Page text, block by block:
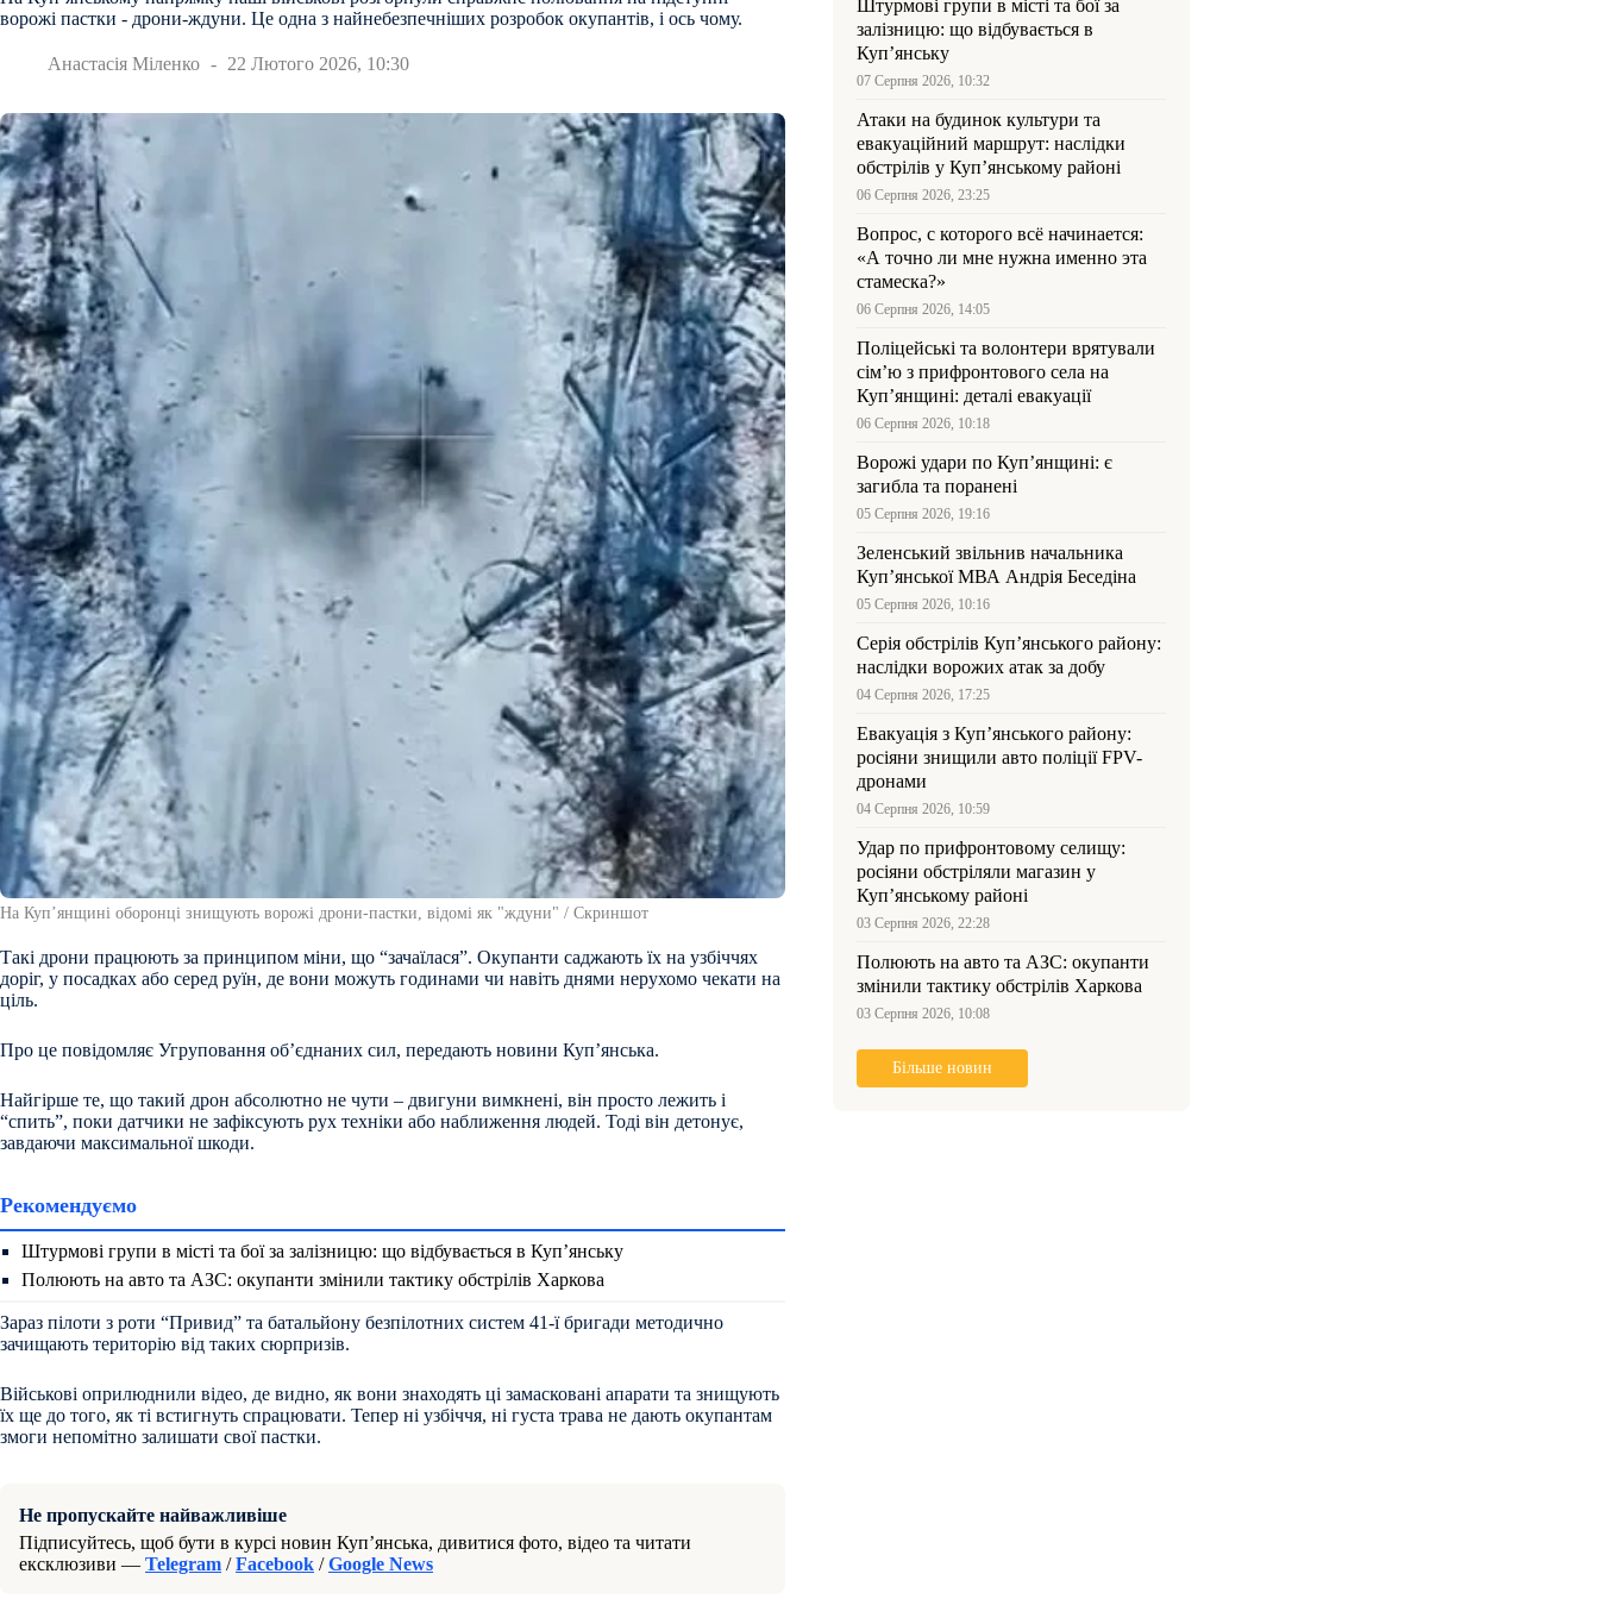
ворожі пастки - дрони-ждуни. Це одна з найнебезпечніших розробок окупантів, і ось чому.
Анастасія Міленко 22 Лютого 2026, 10:30
На Куп’янщині оборонці знищують ворожі дрони-пастки, відомі як "ждуни" / Скриншот
Такі дрони працюють за принципом міни, що “зачаїлася”. Окупанти саджають їх на узбіччях
доріг, у посадках або серед руїн, де вони можуть годинами чи навіть днями нерухомо чекати на
ціль.
Про це повідомляє Угруповання об’єднаних сил, передають новини Куп’янська.
Найгірше те, що такий дрон абсолютно не чути – двигуни вимкнені, він просто лежить і
“спить”, поки датчики не зафіксують рух техніки або наближення людей. Тоді він детонує,
завдаючи максимальної шкоди.
Рекомендуємо
Штурмові групи в місті та бої за залізницю: що відбувається в Куп’янську
Полюють на авто та АЗС: окупанти змінили тактику обстрілів Харкова
Зараз пілоти з роти “Привид” та батальйону безпілотних систем 41-ї бригади методично
зачищають територію від таких сюрпризів.
Військові оприлюднили відео, де видно, як вони знаходять ці замасковані апарати та знищують
їх ще до того, як ті встигнуть спрацювати. Тепер ні узбіччя, ні густа трава не дають окупантам
змоги непомітно залишати свої пастки.
Не пропускайте найважливіше
Підписуйтесь, щоб бути в курсі новин Куп’янська, дивитися фото, відео та читати
ексклюзиви — Telegram /Facebook /Google News
Штурмові групи в місті та бої за
залізницю: що відбувається в
Куп’янську
07 Серпня 2026, 10:32
Атаки на будинок культури та
евакуаційний маршрут: наслідки
обстрілів у Куп’янському районі
06 Серпня 2026, 23:25
Вопрос, с которого всё начинается:
«А точно ли мне нужна именно эта
стамеска?»
06 Серпня 2026, 14:05
Поліцейські та волонтери врятували
сім’ю з прифронтового села на
Куп’янщині: деталі евакуації
06 Серпня 2026, 10:18
Ворожі удари по Куп’янщині: є
загибла та поранені
05 Серпня 2026, 19:16
Зеленський звільнив начальника
Купʼянської МВА Андрія Беседіна
05 Серпня 2026, 10:16
Серія обстрілів Куп’янського району:
наслідки ворожих атак за добу
04 Серпня 2026, 17:25
Евакуація з Куп’янського району:
росіяни знищили авто поліції FPV-
дронами
04 Серпня 2026, 10:59
Удар по прифронтовому селищу:
росіяни обстріляли магазин у
Куп’янському районі
03 Серпня 2026, 22:28
Полюють на авто та АЗС: окупанти
змінили тактику обстрілів Харкова
03 Серпня 2026, 10:08
Більше новин